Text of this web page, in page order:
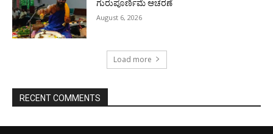
ಗುರುಪೂರ್ಣಿಮೆ ಆಚರಣೆ
August 6, 2026
Load more
RECENT COMMENTS